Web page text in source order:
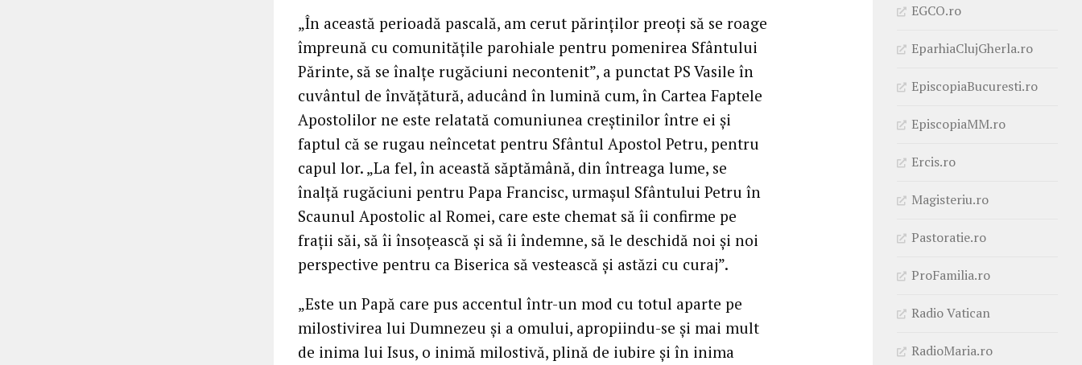
„În această perioadă pascală, am cerut părinților preoți să se roage
împreună cu comunitățile parohiale pentru pomenirea Sfântului
Părinte, să se înalțe rugăciuni necontenit”, a punctat PS Vasile în
cuvântul de învățătură, aducând în lumină cum, în Cartea Faptele
Apostolilor ne este relatată comuniunea creștinilor între ei și
faptul că se rugau neîncetat pentru Sfântul Apostol Petru, pentru
capul lor. „La fel, în această săptămână, din întreaga lume, se
înalță rugăciuni pentru Papa Francisc, urmașul Sfântului Petru în
Scaunul Apostolic al Romei, care este chemat să îi confirme pe
frații săi, să îi însoțească și să îi îndemne, să le deschidă noi și noi
perspective pentru ca Biserica să vestească și astăzi cu curaj”.
„Este un Papă care pus accentul într-un mod cu totul aparte pe
milostivirea lui Dumnezeu și a omului, apropiindu-se și mai mult
de inima lui Isus, o inimă milostivă, plină de iubire și în inima
EGCO.ro
EparhiaClujGherla.ro
EpiscopiaBucuresti.ro
EpiscopiaMM.ro
Ercis.ro
Magisteriu.ro
Pastoratie.ro
ProFamilia.ro
Radio Vatican
RadioMaria.ro